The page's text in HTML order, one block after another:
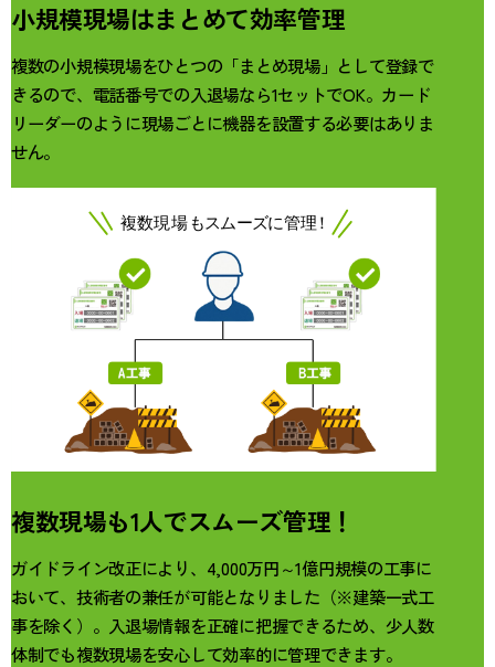
小規模現場はまとめて効率管理
複数の小規模現場をひとつの「まとめ現場」として登録で
きるので、電話番号での入退場なら1セットでOK。カード
リーダーのように現場ごとに機器を設置する必要はありま
せん。
複数現場も1人でスムーズ管理！
ガイドライン改正により、4,000万円～1億円規模の工事に
おいて、技術者の兼任が可能となりました（※建築一式工
事を除く）。入退場情報を正確に把握できるため、少人数
体制でも複数現場を安心して効率的に管理できます。